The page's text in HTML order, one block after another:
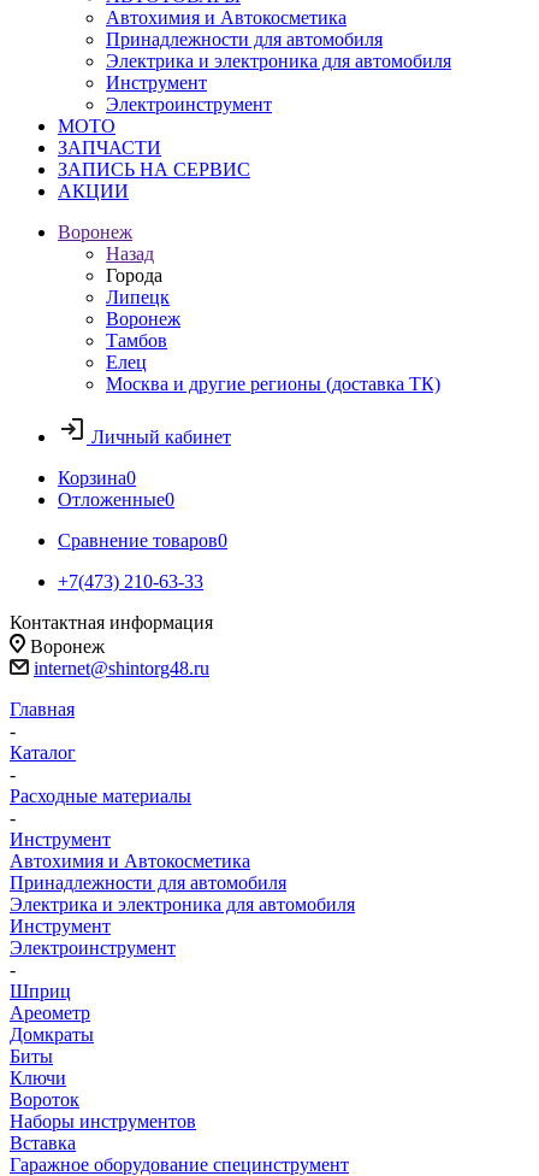
Автохимия и Автокосметика
Принадлежности для автомобиля
Электрика и электроника для автомобиля
Инструмент
Электроинструмент
МОТО
ЗАПЧАСТИ
ЗАПИСЬ НА СЕРВИС
АКЦИИ
Воронеж
Назад
Города
Липецк
Воронеж
Тамбов
Елец
Москва и другие регионы (доставка ТК)
Личный кабинет
Корзина0
Отложенные0
Сравнение товаров0
+7(473) 210-63-33
Контактная информация
Воронеж
internet@shintorg48.ru
Главная
-
Каталог
-
Расходные материалы
-
Инструмент
Автохимия и Автокосметика
Принадлежности для автомобиля
Электрика и электроника для автомобиля
Инструмент
Электроинструмент
-
Шприц
Ареометр
Домкраты
Биты
Ключи
Вороток
Наборы инструментов
Вставка
Гаражное оборудование специнструмент